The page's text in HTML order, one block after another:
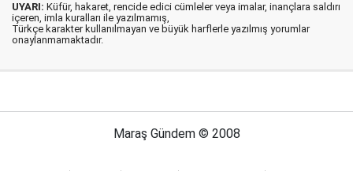
UYARI: Küfür, hakaret, rencide edici cümleler veya imalar, inançlara saldırı
içeren, imla kuralları ile yazılmamış,
Türkçe karakter kullanılmayan ve büyük harflerle yazılmış yorumlar
onaylanmamaktadır.
Maraş Gündem © 2008